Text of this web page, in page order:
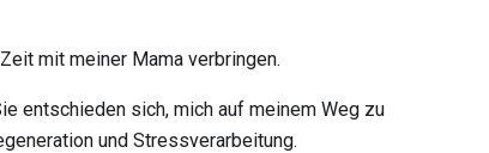
mit meiner Mama verbringen.
entschieden sich, mich auf meinem Weg zu
und Stressverarbeitung.